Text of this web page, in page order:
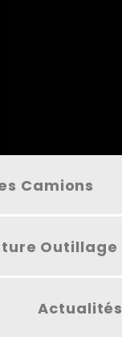
Camions
Outillage
Actualités